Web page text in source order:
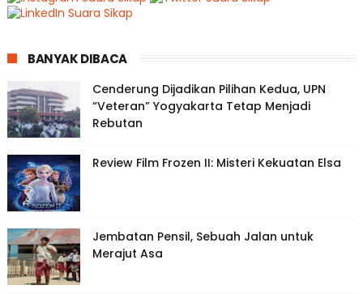
BANYAK DIBACA
Cenderung Dijadikan Pilihan Kedua, UPN
“Veteran” Yogyakarta Tetap Menjadi
Rebutan
Review Film Frozen II: Misteri Kekuatan Elsa
Jembatan Pensil, Sebuah Jalan untuk
Merajut Asa